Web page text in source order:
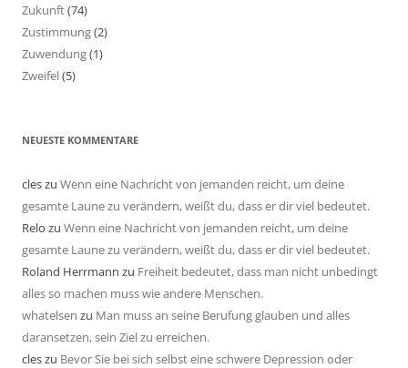
Zukunft(74)
Zustimmung(2)
Zuwendung(1)
Zweifel(5)
NEUESTE KOMMENTARE
cleszu Wenn eine Nachricht von jemanden reicht, um deine
gesamte Laune zu verändern, weißt du, dass er dir viel bedeutet.
Relo zu Wenn eine Nachricht von jemanden reicht, um deine
gesamte Laune zu verändern, weißt du, dass er dir viel bedeutet.
Roland Herrmann zu Freiheit bedeutet, dass man nicht unbedingt
alles so machen muss wie andere Menschen.
whatelsen zu Man muss an seine Berufung glauben und alles
daransetzen, sein Ziel zu erreichen.
cleszu Bevor Sie bei sich selbst eine schwere Depression oder